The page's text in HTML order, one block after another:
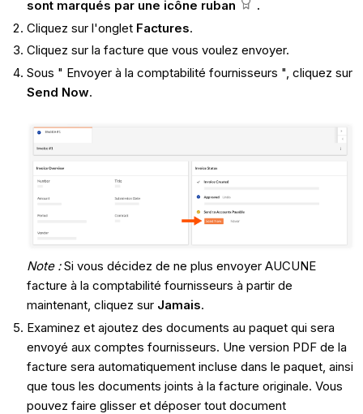
sont marqués par une icône ruban
.
Cliquez sur l'onglet Factures.
Cliquez sur la facture que vous voulez envoyer.
Sous " Envoyer à la comptabilité fournisseurs ", cliquez sur
Send Now.
Note :Si vous décidez de ne plus envoyer AUCUNE
facture à la comptabilité fournisseurs à partir de
maintenant, cliquez sur Jamais.
Examinez et ajoutez des documents au paquet qui sera
envoyé aux comptes fournisseurs. Une version PDF de la
facture sera automatiquement incluse dans le paquet, ainsi
que tous les documents joints à la facture originale. Vous
pouvez faire glisser et déposer tout document